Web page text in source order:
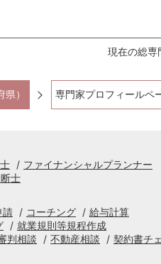
現在の総専
） 専門家プロフィールペ
ファイナンシャルプランナー
士
請 コーチング
給与計算
就業規則等規程作成
判相談 不動産相談
契約書チ